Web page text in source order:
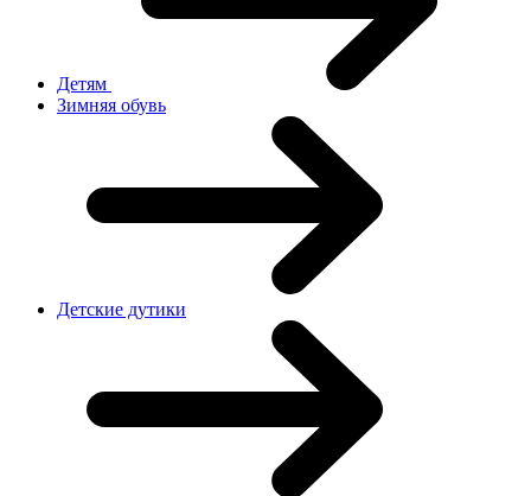
Детям
Зимняя обувь
Детские дутики